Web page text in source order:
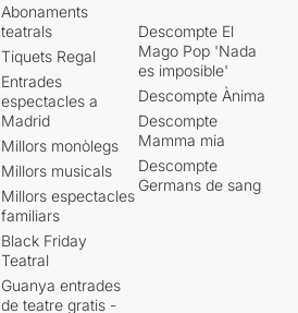
Abonaments
teatrals
Tiquets Regal
Entrades
espectacles a
Madrid
Millors monòlegs
Millors musicals
Millors espectacles
familiars
Black Friday
Teatral
Guanya entrades
de teatre gratis -
Descompte El
Mago Pop 'Nada
es imposible'
Descompte Ànima
Descompte
Mamma mia
Descompte
Germans de sang